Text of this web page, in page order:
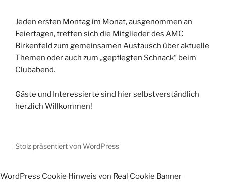
Jeden ersten Montag im Monat, ausgenommen an
Feiertagen, treffen sich die Mitglieder des AMC
Birkenfeld zum gemeinsamen Austausch über aktuelle
Themen oder auch zum „gepflegten Schnack“ beim
Clubabend.
Gäste und Interessierte sind hier selbstverständlich
herzlich Willkommen!
Stolz präsentiert von WordPress
WordPress Cookie Hinweis von Real Cookie Banner